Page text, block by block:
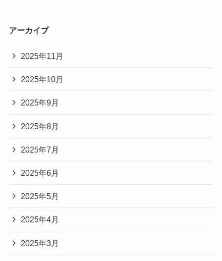
アーカイブ
2025年11月
2025年10月
2025年9月
2025年8月
2025年7月
2025年6月
2025年5月
2025年4月
2025年3月